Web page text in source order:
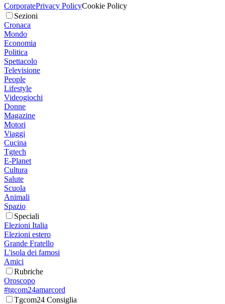
CorporatePrivacy PolicyCookie Policy
Sezioni
Cronaca
Mondo
Economia
Politica
Spettacolo
Televisione
People
Lifestyle
Videogiochi
Donne
Magazine
Motori
Viaggi
Cucina
Tgtech
E-Planet
Cultura
Salute
Scuola
Animali
Spazio
Speciali
Elezioni Italia
Elezioni estero
Grande Fratello
L'isola dei famosi
Amici
Rubriche
Oroscopo
#tgcom24amarcord
Tgcom24 Consiglia